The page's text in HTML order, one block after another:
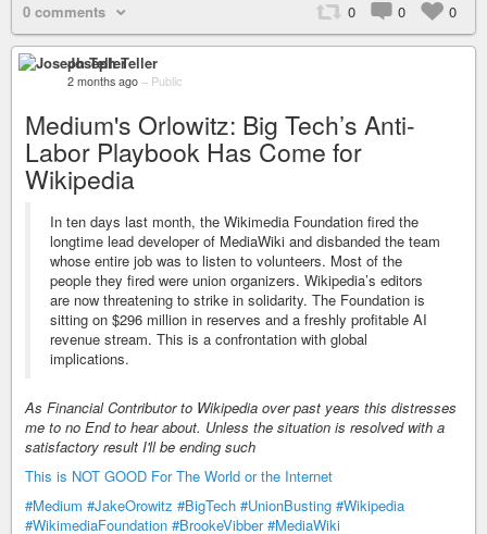
0 comments 0 0 0
Joseph Teller
2 months ago – Public
Medium's Orlowitz: Big Tech’s Anti-
Labor Playbook Has Come for
Wikipedia
In ten days last month, the Wikimedia Foundation fired the
longtime lead developer of MediaWiki and disbanded the team
whose entire job was to listen to volunteers. Most of the
people they fired were union organizers. Wikipedia’s editors
are now threatening to strike in solidarity. The Foundation is
sitting on $296 million in reserves and a freshly profitable AI
revenue stream. This is a confrontation with global
implications.
As Financial Contributor to Wikipedia over past years this distresses
me to no End to hear about. Unless the situation is resolved with a
satisfactory result I'll be ending such
This is NOT GOOD For The World or the Internet
#Medium #JakeOrowitz #BigTech #UnionBusting #Wikipedia
#WikimediaFoundation #BrookeVibber #MediaWiki